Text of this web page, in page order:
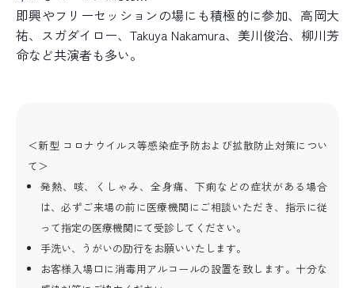
即興やフリーセッションの場にも積極的に参加、高岡大
祐、スガダイロー、Takuya Nakamura、美川俊治、柳川芳
命など共演者も多い。
＜新型 コロナウイルス等感染症予防および拡散防止対策につい
て＞
発熱、咳、くしゃみ、全身痛、下痢などの症状がある場合
は、必ずご来場の前に医療機関にご相談いただき、指示に従
って指定の医療機関にて受診してください。
手洗い、うがいの励行をお願いいたします。
お客様入場口に消毒用アルコールの設置を致します。十分な